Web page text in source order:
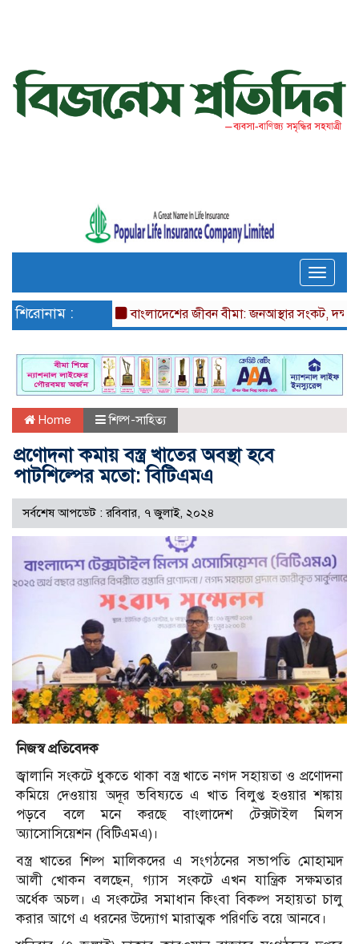
Toggle
শিরোনাম : বাংলাদেশের জীবন বীমা: জনআস্থার সংকট, দক্ষতার
Home শিল্প-সাহিত্য
প্রণোদনা কমায় বস্ত্র খাতের অবস্থা হবে
পাটশিল্পের মতো: বিটিএমএ
সর্বশেষ আপডেট : রবিবার, ৭ জুলাই, ২০২৪
নিজস্ব প্রতিবেদক
জ্বালানি সংকটে ধুকতে থাকা বস্ত্র খাতে নগদ সহায়তা ও প্রণোদনা
কমিয়ে দেওয়ায় অদূর ভবিষ্যতে এ খাত বিলুপ্ত হওয়ার শঙ্কায়
পড়বে বলে মনে করছে বাংলাদেশ টেক্সটাইল মিলস
অ্যাসোসিয়েশন (বিটিএমএ)।
বস্ত্র খাতের শিল্প মালিকদের এ সংগঠনের সভাপতি মোহাম্মদ
আলী খোকন বলছেন, গ্যাস সংকটে এখন যান্ত্রিক সক্ষমতার
অর্ধেক অচল। এ সংকটের সমাধান কিংবা বিকল্প সহায়তা চালু
করার আগে এ ধরনের উদ্যোগ মারাত্মক পরিণতি বয়ে আনবে।